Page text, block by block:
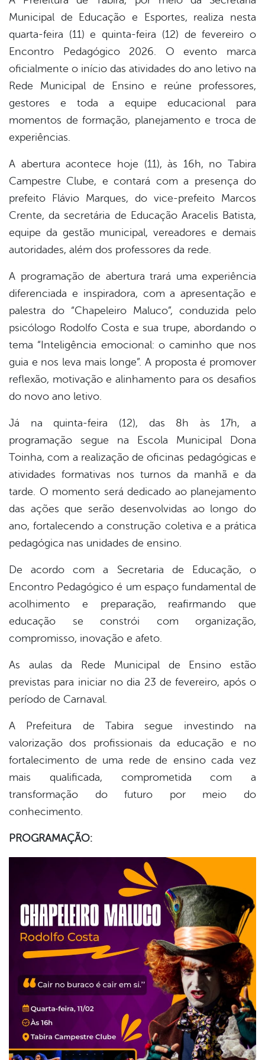
Municipal de Educação e Esportes, realiza nesta
quarta-feira (11) e quinta-feira (12) de fevereiro o
Encontro Pedagógico 2026. O evento marca
oficialmente o início das atividades do ano letivo na
Rede Municipal de Ensino e reúne professores,
gestores e toda a equipe educacional para
momentos de formação, planejamento e troca de
experiências.
A abertura acontece hoje (11), às 16h, no Tabira
Campestre Clube, e contará com a presença do
prefeito Flávio Marques, do vice-prefeito Marcos
Crente, da secretária de Educação Aracelis Batista,
equipe da gestão municipal, vereadores e demais
autoridades, além dos professores da rede.
A programação de abertura trará uma experiência
diferenciada e inspiradora, com a apresentação e
palestra do “Chapeleiro Maluco”, conduzida pelo
psicólogo Rodolfo Costa e sua trupe, abordando o
tema “Inteligência emocional: o caminho que nos
guia e nos leva mais longe”. A proposta é promover
reflexão, motivação e alinhamento para os desafios
do novo ano letivo.
Já na quinta-feira (12), das 8h às 17h, a
programação segue na Escola Municipal Dona
Toinha, com a realização de oficinas pedagógicas e
atividades formativas nos turnos da manhã e da
tarde. O momento será dedicado ao planejamento
das ações que serão desenvolvidas ao longo do
ano, fortalecendo a construção coletiva e a prática
pedagógica nas unidades de ensino.
De acordo com a Secretaria de Educação, o
Encontro Pedagógico é um espaço fundamental de
acolhimento e preparação, reafirmando que
educação se constrói com organização,
compromisso, inovação e afeto.
As aulas da Rede Municipal de Ensino estão
previstas para iniciar no dia 23 de fevereiro, após o
período de Carnaval.
A Prefeitura de Tabira segue investindo na
valorização dos profissionais da educação e no
fortalecimento de uma rede de ensino cada vez
mais qualificada, comprometida com a
transformação do futuro por meio do
conhecimento.
PROGRAMAÇÃO: